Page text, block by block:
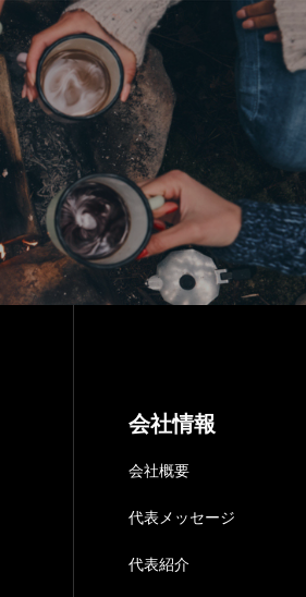
会社情報
会社概要
代表メッセージ
代表紹介